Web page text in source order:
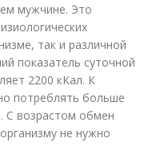
мужчине. Это
так и различной
показатель суточной
2200 кКал. К
потреблять больше
С возрастом обмен
не нужно